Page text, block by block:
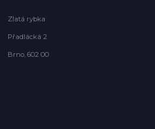
Zlatá rybka
Přadlácká 2
Brno, 602 00